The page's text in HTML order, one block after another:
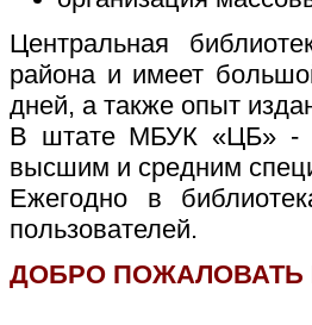
Центральная
района и имеет
дней, а также опыт
В штате МБУК «ЦБ» -
высшим и средним
Ежегодно в
пользователей.
ДОБРО ПОЖАЛОВАТЬ